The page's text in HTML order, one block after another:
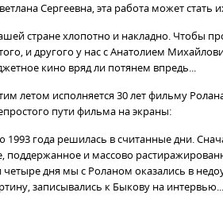
Сергеевна, эта работа может
стране хлопотно и накладно. Чтобы
и другого у нас с Анатолием
кино вряд ли потянем впредь...
летом исполняется 30 лет фильму
пути фильма на экраны:
1993 года решилась в считанные дни.
поддержанное и массово
четыре дня мы с Роланом оказались в
записывались к Быкову на интервью...